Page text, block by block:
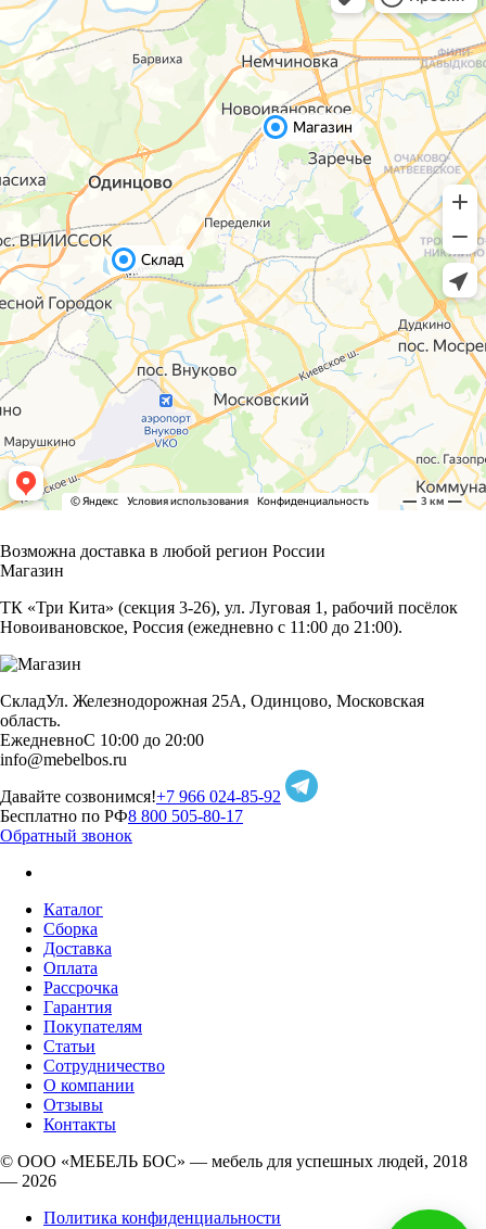
Возможна доставка в любой регион России
Магазин
ТК «Три Кита» (секция 3-26), ул. Луговая 1, рабочий посёлок
Новоивановское, Россия (ежедневно с 11:00 до 21:00).
СкладУл. Железнодорожная 25А, Одинцово, Московская
область.
ЕжедневноС 10:00 до 20:00
info@mebelbos.ru
Давайте созвонимся!+7 966 024-85-92
Бесплатно по РФ8 800 505-80-17
Обратный звонок
Каталог
Сборка
Доставка
Оплата
Рассрочка
Гарантия
Покупателям
Статьи
Сотрудничество
О компании
Отзывы
Контакты
© ООО «МЕБЕЛЬ БОС» — мебель для успешных людей, 2018
— 2026
Политика конфиденциальности